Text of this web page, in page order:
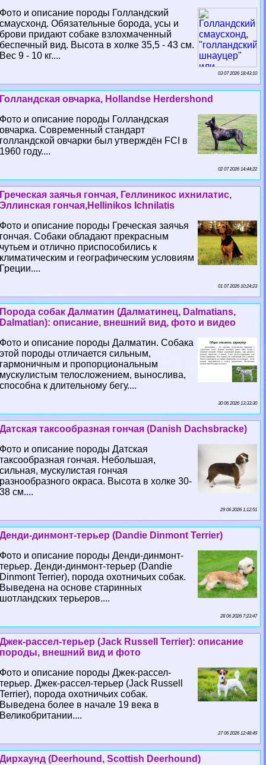
Фото и описание породы Голландский
смаусхонд. Обязательные борода, усы и
брови придают собаке взлохмаченный
беспечный вид. Высота в холке 35,5 - 43 см.
Вес 9 - 10 кг....
03 07 2026 18:43:10
Голландская овчарка, Hollandse Herdershond
Фото и описание породы Голландская
овчарка. Современный стандарт
голландской овчарки был утверждён FCI в
1960 году....
02 07 2026 14:44:22
Греческая заячья гончая, Геллиникос ихнилатис,
Эллинская гончая,Hellinikos Ichnilatis
Фото и описание породы Греческая заячья
гончая. Собаки обладают прекрасным
чутьем и отлично приспособились к
климатическим и географическим условиям
Греции....
01 07 2026 10:24:23
Порода собак Далматин (Далматинец, Dalmatians,
Dalmatian): описание, внешний вид, фото и видео
Фото и описание породы Далматин. Собака
этой породы отличается сильным,
гармоничным и пропорциональным
мускулистым телосложением, вынослива,
способна к длительному бегу....
30 06 2026 13:33:30
Датская таксообразная гончая (Danish Dachsbracke)
Фото и описание породы Датская
таксообразная гончая. Небольшая,
сильная, мускулистая гончая
разнообразного окраса. Высота в холке 30-
38 см....
29 06 2026 1:12:51
Денди-динмонт-терьер (Dandie Dinmont Terrier)
Фото и описание породы Денди-динмонт-
терьер. Денди-динмонт-терьер (Dandie
Dinmont Terrier), порода охотничьих собак.
Выведена на основе старинных
шотландских терьеров....
28 06 2026 7:23:47
Джек-рассел-терьер (Jack Russell Terrier): описание
породы, внешний вид и фото
Фото и описание породы Джек-рассел-
терьер. Джек-рассел-терьер (Jack Russell
Terrier), порода охотничьих собак.
Выведена более в начале 19 века в
Великобритании....
27 06 2026 12:48:49
Дирхаунд (Deerhound, Scottish Deerhound)